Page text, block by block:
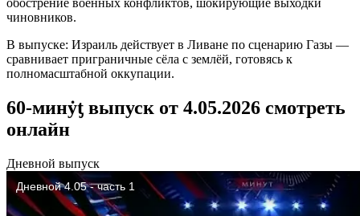
чиновников.
В выпуске: Израиль действует в Ливане по сценарию Газы —
сравнивает приграничные сёла с землёй, готовясь к
полномасштабной оккупации.
60-минẏƫ выпуск от 4.05.2026 смотреть
онлайн
Дневной выпуск